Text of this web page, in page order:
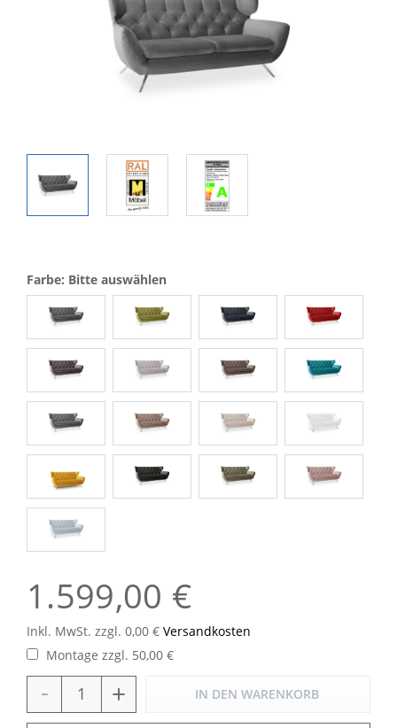
1.599,00 €
Inkl. MwSt. zzgl. 0,00 € Versandkosten
Montage zzgl. 50,00 €
Farbe: Bitte auswählen
- + IN DEN WARENKORB